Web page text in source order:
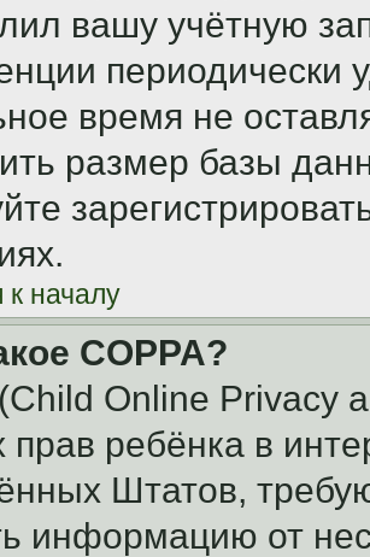
вашу учётную
периодически
время не
размер базы
к началу
COPPA?
Online Privacy
прав ребёнка в
Штатов,
информацию от